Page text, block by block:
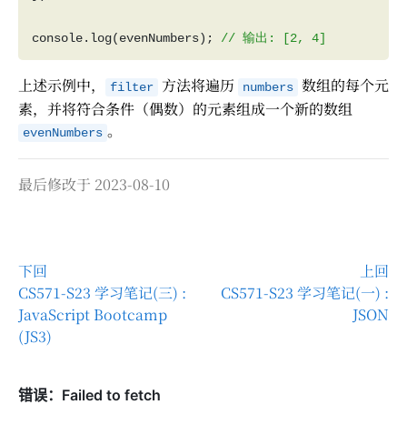
console.log(evenNumbers);
上述示例中， filter 方法将遍历 numbers 数组的每个元
素，并将符合条件（偶数）的元素组成一个新的数组
evenNumbers 。
最后修改于 2023-08-10
下回
CS571-S23 学习笔记(三) :
JavaScript Bootcamp
(JS3)
上回
CS571-S23 学习笔记(一) :
JSON